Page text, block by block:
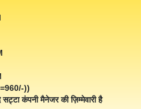
))
कंपनी मैनेजर की ज़िम्मेवारी है